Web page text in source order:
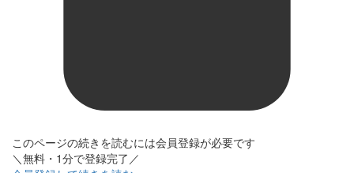
このページの続きを読むには会員登録が必要です
＼無料・1分で登録完了／